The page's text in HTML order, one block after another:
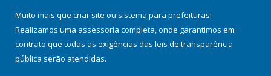
Muito mais que criar site ou sistema para prefeituras!
Realizamos uma assessoria completa, onde garantimos em
contrato que todas as exigências das leis de transparência
pública serão atendidas.